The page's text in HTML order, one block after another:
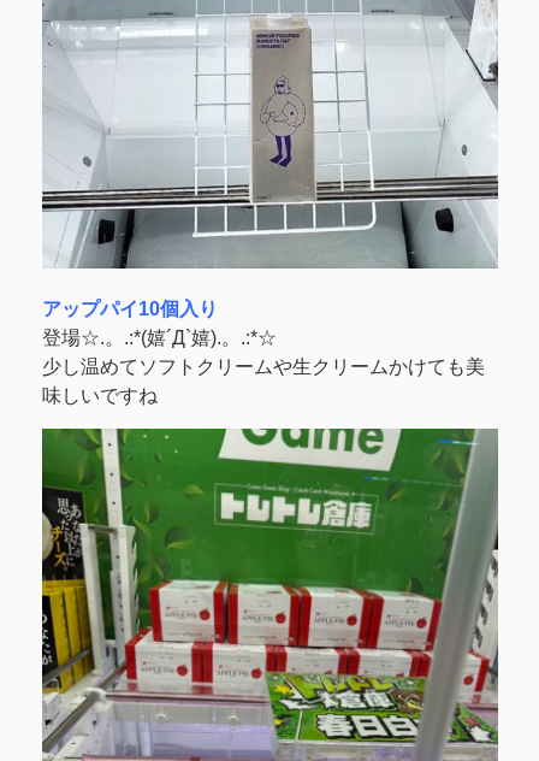
アップパイ10個入り
登場☆.。.:*(嬉´Д`嬉).。.:*☆
少し温めてソフトクリームや生クリームかけても美
味しいですね